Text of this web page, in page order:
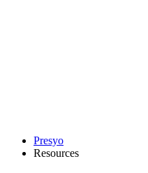
Presyo
Resources